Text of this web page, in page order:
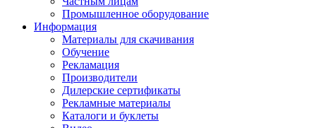
Промышленное оборудование
Информация
Материалы для скачивания
Обучение
Рекламация
Производители
Дилерские сертификаты
Рекламные материалы
Каталоги и буклеты